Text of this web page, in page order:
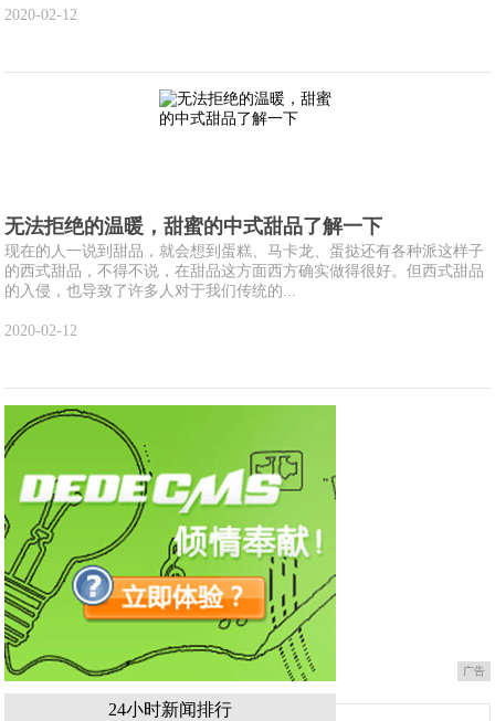
2020-02-12
无法拒绝的温暖，甜蜜的中式甜品了解一下
现在的人一说到甜品，就会想到蛋糕、马卡龙、蛋挞还有各种派这样子
的西式甜品，不得不说，在甜品这方面西方确实做得很好。但西式甜品
的入侵，也导致了许多人对于我们传统的...
2020-02-12
广告
24小时新闻排行